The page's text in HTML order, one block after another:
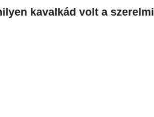
kavalkád volt a szerelmi